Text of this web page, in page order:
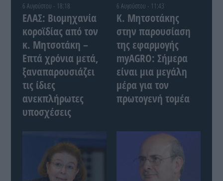
6 Αυγούστου - 18:18
ΕΛΑΣ: Βιομηχανία
κοροϊδίας από τον
κ. Μητσοτάκη –
Επτά χρόνια μετά,
ξαναπαρουσιάζει
τις ίδιες
ανεκπλήρωτες
υποσχέσεις
6 Αυγούστου - 11:43
Κ. Μητσοτάκης
στην παρουσίαση
της εφαρμογής
myAGRO: Σήμερα
είναι μια μεγάλη
μέρα για τον
πρωτογενή τομέα